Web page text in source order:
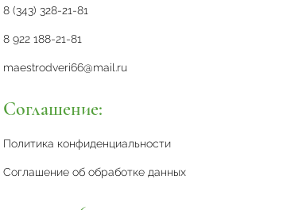
8 (343) 328-21-81
8 922 188-21-81
maestrodveri66@mail.ru
Соглашение:
Политика конфиденциальности
Соглашение об обработке данных